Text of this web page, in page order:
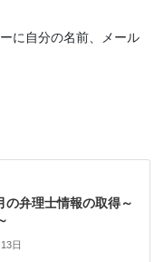
に自分の名前、メール
の弁理士情報の取得～
日